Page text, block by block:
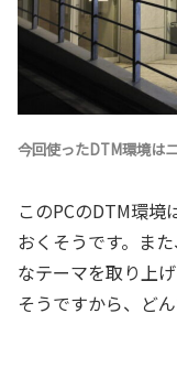
今回使ったDTM環境は
このPCのDTM環境
おくそうです。ま
なテーマを取り上
そうですから、ど